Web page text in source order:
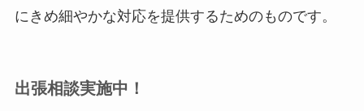
にきめ細やかな対応を提供するためのものです。
出張相談実施中！